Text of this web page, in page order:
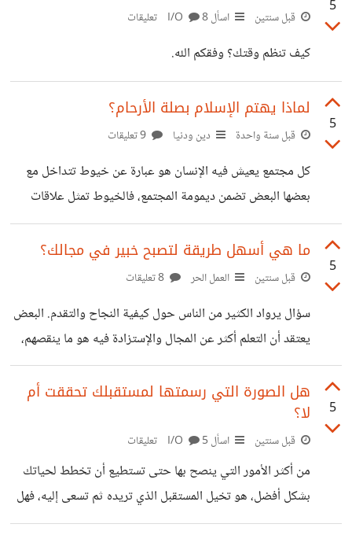
5
قبل سنتين اسأل I/O8 تعليقات
كيف تنظم وقتك؟ وفقكم الله.
5
لماذا يهتم الإسلام بصلة الأرحام؟
قبل سنة واحدة دين ودنيا
كل مجتمع يعيش فيه الإنسان هو عبارة عن خيوط تتداخل مع
بعضها البعض تضمن ديمومة المجتمع، فالخيوط تمثل علاقات
الأفراد مع الآخرين كلما قويت ارتقى المجتمع وكلما ضعفت أدى
إلى انهيارها. إذا نظرنا بعين المعجب للدول الغربية، لرأينا كمية
التقدم التكنولوجي والتطور الاقتصادي والخدماتي والتعليمي
بعين الواقع، سنرى كمية الانحلال الأخلاقي فيها. الروابط
الاجتماعية هناك هشة، الجميع منغلقون على بعضهم ودوائهم
الوحيد هو العزلة لذلك ترتفع نسب الإنغماس بالمحرمات
5
ما هي أسهل طريقة لتصبح خبير في مجالك؟
قبل سنتين العمل الحر
سؤال يرواد الكثير من الناس حول كيفية النجاح والتقدم. البعض
يعتقد أن التعلم أكثر عن المجال والإستزادة فيه هو ما ينقصهم،
وأنا لا ألغي هذه الفكرة، إلا أن العامل الأكثر أهمية في التمكن من
مجال عملك أو المهارة التي تريد تعلمها، في نظري، هو التجربة
والخطأ ومواصلة العملية. فلو نظرت إلى سيرة كل خبير في
مجاله لرأيت كمية وحجم الأخطاء التي يقترفونها ومازالوا. فكل
خطأ تقترفه هو بمثابة كدمة تزول ولكنها تظل حافرة فيك من
خلال الدروس التي تتعلمها. أنا
5
هل الصورة التي رسمتها لمستقبلك تحققت أم
لا؟
قبل سنتين اسأل I/O 5 تعليقات
من أكثر الأمور التي ينصح بها حتى تستطيع أن تخطط لحياتك
بشكل أفضل، هو تخيل المستقبل الذي تريده ثم تسعى إليه، فهل
الصورة التي رسمتها لمستقبلك تحققت أم لا؟ وفقكم الله.